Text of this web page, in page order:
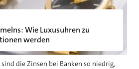
Wie Luxusuhren zu
werden
die Zinsen bei Banken so niedrig,